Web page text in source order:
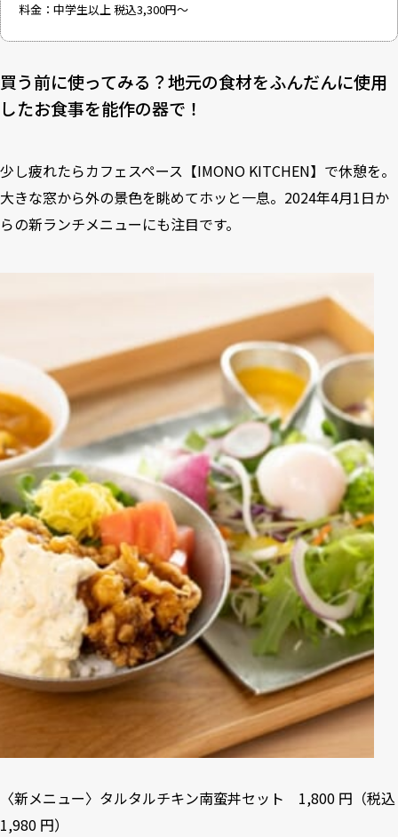
料金：中学生以上 税込3,300円～
買う前に使ってみる？地元の食材をふんだんに使用
したお食事を能作の器で！
少し疲れたらカフェスペース【IMONO KITCHEN】で休憩を。
大きな窓から外の景色を眺めてホッと一息。2024年4月1日か
らの新ランチメニューにも注目です。
〈新メニュー〉タルタルチキン南蛮丼セット 1,800 円（税込
1,980 円）